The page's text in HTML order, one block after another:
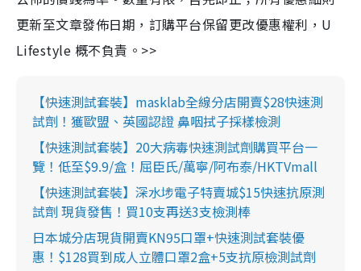
更新至文章發佈日期，訂購平台保留更改優惠權利，U
Lifestyle 概不負責。>>
【快速測試套裝】masklab全線分店開賣$28快速測
試劑！獲歐盟、英國認證 鼻咽拭子採樣檢測
【快速測試套裝】20大病毒快速測試劑購買平台一
覽！低至$9.9/盒！屈臣氏/萬寧/阿布泰/HKTVmall
【快速測試套裝】深水埗電子特賣城$15快速抗原測
試劑 現貨發售！買10支再送3支檢測棒
日本城分店現貨開賣KN95口罩+快速測試套裝優
惠！$128買到成人立體口罩2盒+5支抗原檢測試劑